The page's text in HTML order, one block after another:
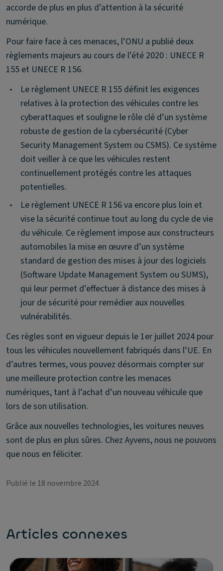
accorde de plus en plus d’attention à la sécurité
numérique.
Pour faire face à ces menaces, l’ONU a publié deux
règlements majeurs au cours de l’été 2020 : UNECE R
155 et UNECE R 156.
•
Le règlement UNECE R 155 définit les exigences
relatives à la protection des véhicules contre les
cyberattaques et souligne le rôle clé d’un système
robuste de gestion de la cybersécurité (Cyber
Security Management System ou CSMS). Ce système
doit veiller à ce que les véhicules restent
continuellement protégés contre les attaques
potentielles.
•
Le règlement UNECE R 156 va encore plus loin et
vise la sécurité continue tout au long du cycle de vie
du véhicule. Ce règlement impose aux constructeurs
automobiles la mise en œuvre d’un système
standard de gestion des mises à jour des logiciels
(Software Update Management System ou SUMS),
qui leur permet d’effectuer à distance des mises à
jour de sécurité pour remédier aux nouvelles
vulnérabilités.
Ces règles sont en vigueur depuis le 1er juillet 2024 pour
tous les véhicules nouvellement fabriqués dans l’UE. En
d’autres termes, vous pouvez désormais compter sur
une meilleure protection contre les menaces
numériques, tant à l’achat d’un nouveau véhicule que
lors de son utilisation.
Grâce aux nouvelles technologies, les voitures neuves
sont de plus en plus sûres. Chez Ayvens, nous ne pouvons
que nous en féliciter.
Publié le 18 novembre 2024
Articles connexes